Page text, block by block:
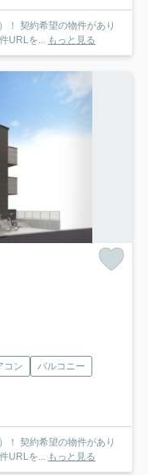
り
URLを... もっと見る
コン
バルコニー
り
URLを... もっと見る